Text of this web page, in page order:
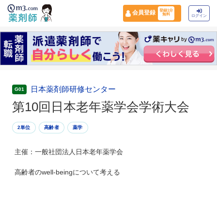
会員登録
登録1分
無料
ログイン
G01 日本薬剤師研修センター
第10回日本老年薬学会学術大会
2単位 高齢者 薬学
主催：一般社団法人日本老年薬学会
高齢者のwell-beingについて考える